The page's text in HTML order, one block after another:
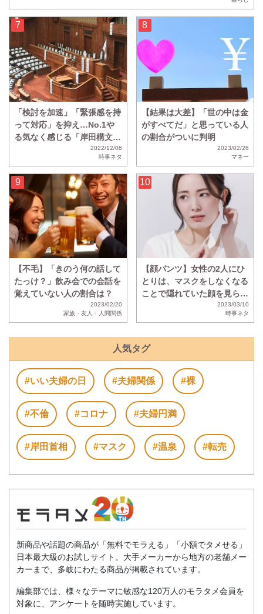
「検討を加速」「緊張感を持
って対応」を抑え…No.1や
る気なく感じる「岸田構文」
2022/12/06
時事ネタ
【結果は大差】「世の中は金
がすべてだ」と思っている人
の割合がついに判明
2023/02/26
マネー
【不毛】「きのう何の話して
たっけ？」飲み会での会話を
覚えていない人の割合は？
2023/02/20
家族・友人・人間関係
【顔パンツ】女性の2人にひ
とりは、マスクをしなくなる
ことで隠れていた顔を見られ
ることに抵抗があることが判
2023/03/10
時事ネタ
人気タグ
#いい夫婦の日 #夫婦関係 #裸
#不倫 #コロナ #夫婦円満
#岸田首相 #マスク #温泉 #転売
新商品や話題の商品が「無料でモラえる」「小額でタメせる」
日本最大級のお試しサイト。大手メーカーから地方の老舗メー
カーまで、多岐にわたる商品が掲載されています。
編集部では、様々なテーマに敏感な120万人のモラタメ会員を
対象に、アンケートを随時実施しています。